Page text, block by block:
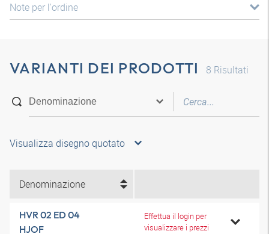
Note per l'ordine
VARIANTI DEI PRODOTTI 8 Risultati
Visualizza disegno quotato
Denominazione
HVR 02 ED 04
HJOF
Effettua il login per
visualizzare i prezzi